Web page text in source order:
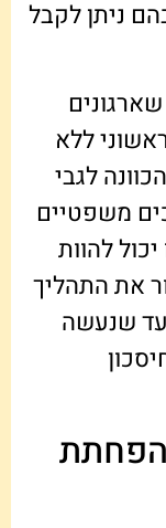
ניתן לקבל
ללא
לגבי
משפטיים
להוות
את התהליך
שנעשה